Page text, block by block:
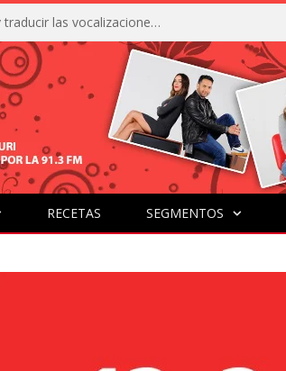
La IA está acercándonos a comprender y traducir las vocalizaciones y comportamientos de nuestras mascotas
RECETAS SEGMENTOS